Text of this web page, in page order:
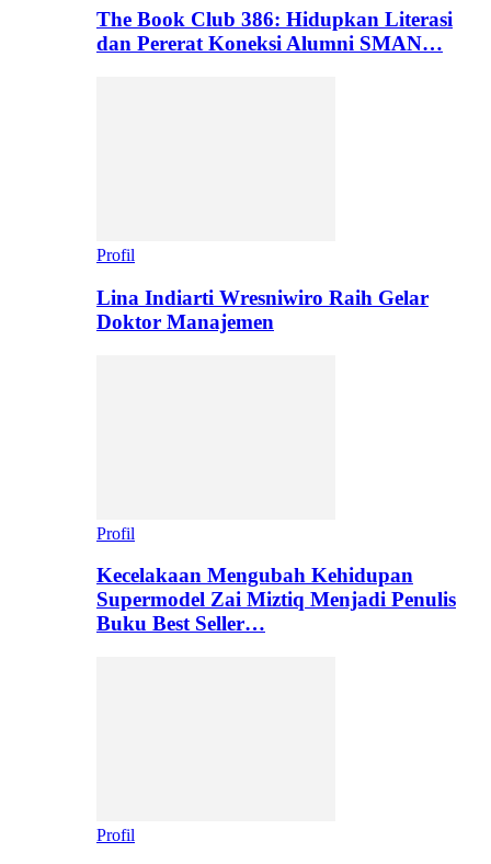
The Book Club 386: Hidupkan Literasi
dan Pererat Koneksi Alumni SMAN…
Profil
Lina Indiarti Wresniwiro Raih Gelar
Doktor Manajemen
Profil
Kecelakaan Mengubah Kehidupan
Supermodel Zai Miztiq Menjadi Penulis
Buku Best Seller…
Profil